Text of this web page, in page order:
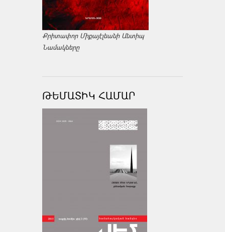
Քրիտափոր Միքայէլեանի Անտիպ
Նամակները
ԹԵՄԱՏԻԿ ՀԱՄԱՐ